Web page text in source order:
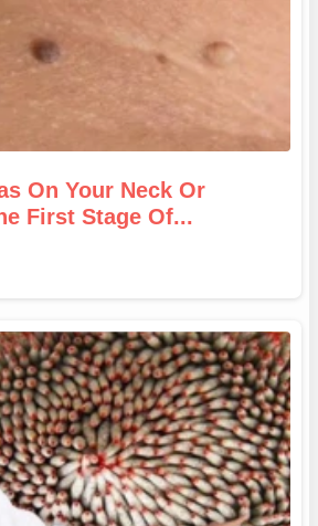
On Your Neck Or
First Stage Of...